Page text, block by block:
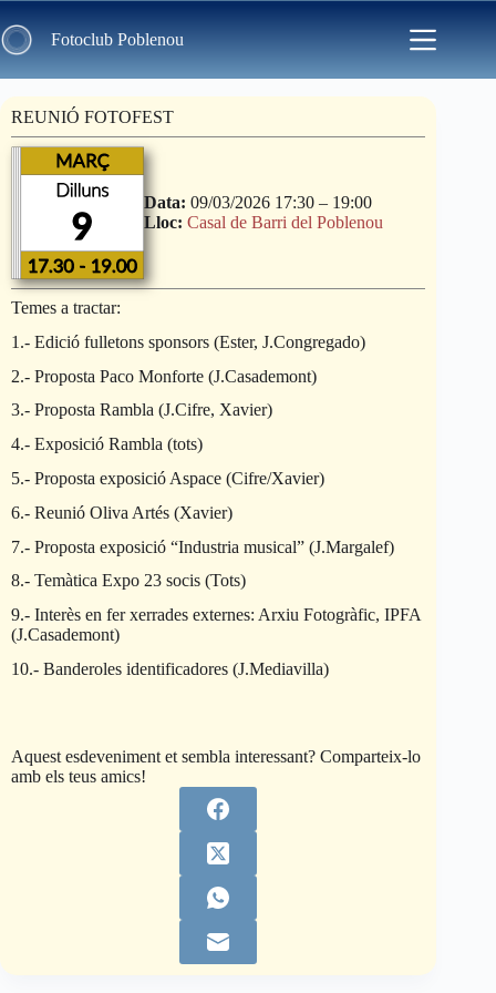
to
content Fotoclub Poblenou
REUNIÓ FOTOFEST
Data: 09/03/2026 17:30 – 19:00
Lloc: Casal de Barri del Poblenou
Temes a tractar:
1.- Edició fulletons sponsors (Ester, J.Congregado)
2.- Proposta Paco Monforte (J.Casademont)
3.- Proposta Rambla (J.Cifre, Xavier)
4.- Exposició Rambla (tots)
5.- Proposta exposició Aspace (Cifre/Xavier)
6.- Reunió Oliva Artés (Xavier)
7.- Proposta exposició “Industria musical” (J.Margalef)
8.- Temàtica Expo 23 socis (Tots)
9.- Interès en fer xerrades externes: Arxiu Fotogràfic, IPFA
(J.Casademont)
10.- Banderoles identificadores (J.Mediavilla)
Aquest esdeveniment et sembla interessant? Comparteix-lo
amb els teus amics!